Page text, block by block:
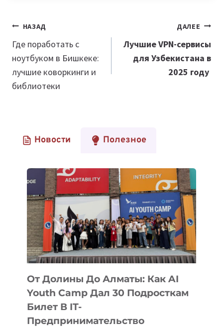
Навигация
по
записям
НАЗАД
Где поработать с
ноутбуком в Бишкеке:
лучшие коворкинги и
библиотеки
ДАЛЕЕ
Лучшие VPN-сервисы
для Узбекистана в
2025 году
Новости Полезное
От Долины До Алматы: Как AI
Youth Camp Дал 30 Подросткам
Билет В IT-
Предпринимательство